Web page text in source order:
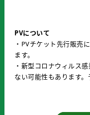
PVについて
・PVチケット先行販売
ます。
・新型コロナウィルス
ない可能性もあります。